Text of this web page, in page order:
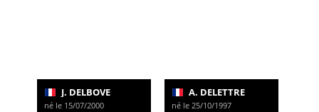
J. DELBOVE
né le 15/07/2000
A. DELETTRE
né le 25/10/1997